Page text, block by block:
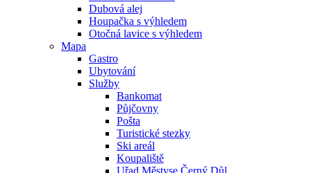
Dubová alej
Houpačka s výhledem
Otočná lavice s výhledem
Mapa
Gastro
Ubytování
Služby
Bankomat
Půjčovny
Pošta
Turistické stezky
Ski areál
Koupaliště
Uřad Městyse Černý Důl